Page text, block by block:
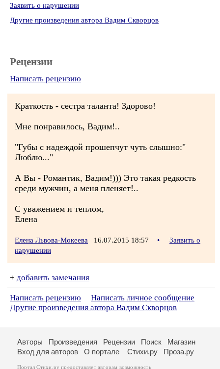
Заявить о нарушении
Другие произведения автора Вадим Скворцов
Рецензии
Написать рецензию
Краткость - сестра таланта! Здорово!
Мне понравилось, Вадим!..
"Губы с надеждой прошепчут чуть слышно:"
Люблю..."
А Вы - Романтик, Вадим!))) Это такая редкость
среди мужчин, а меня пленяет!..
С уважением и теплом,
Елена
Елена Львова-Мокеева 16.07.2015 18:57 •
Заявить о
нарушении
+ добавить замечания
Написать рецензию
Написать личное сообщение
Другие произведения автора Вадим Скворцов
Авторы Произведения Рецензии Поиск
Магазин
Вход для авторов
О портале Стихи.ру Проза.ру
Портал Стихи.ру предоставляет авторам возможность